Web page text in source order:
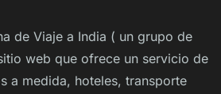
de Viaje a India ( un grupo de
web que ofrece un servicio de
a medida, hoteles, transporte